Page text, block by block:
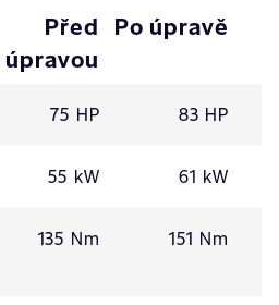
Před
úpravou
Po úpravě
75 HP 83 HP
55 kW 61 kW
135 Nm 151 Nm